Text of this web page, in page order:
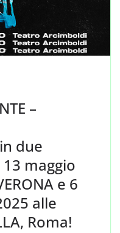
–
due
maggio
e 6
alle
Roma!